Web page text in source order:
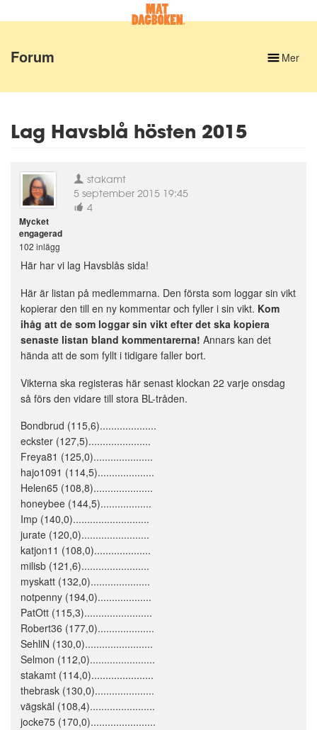
Forum Mer
Lag Havsblå hösten 2015
Mycket
engagerad
102 inlägg
stakamt
5 september 2015 19:45
4
Här har vi lag Havsblås sida!
Här är listan på medlemmarna. Den första som loggar sin vikt
kopierar den till en ny kommentar och fyller i sin vikt. Kom
ihåg att de som loggar sin vikt efter det ska kopiera
senaste listan bland kommentarerna! Annars kan det
hända att de som fyllt i tidigare faller bort.
Vikterna ska registeras här senast klockan 22 varje onsdag
så förs den vidare till stora BL-tråden.
Bondbrud (115,6)....................
eckster (127,5)......................
Freya81 (125,0).....................
hajo1091 (114,5)....................
Helen65 (108,8).....................
honeybee (144,5)..................
Imp (140,0)...........................
jurate (120,0)........................
katjon11 (108,0)....................
milisb (121,6)........................
myskatt (132,0).....................
notpenny (194,0)...................
PatOtt (115,3)........................
Robert36 (177,0)....................
SehliN (130,0)........................
Selmon (112,0).......................
stakamt (114,0)......................
thebrask (130,0).....................
vägskäl (108,4).......................
jocke75 (170,0).......................